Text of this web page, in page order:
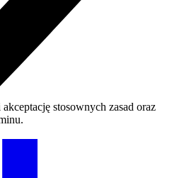
stosownych zasad oraz